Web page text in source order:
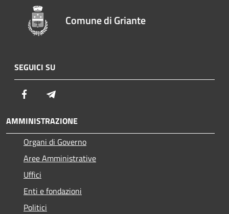
Comune di Griante
SEGUICI SU
Facebook
AMMINISTRAZIONE
Organi di Governo
Aree Amministrative
Uffici
Enti e fondazioni
Politici